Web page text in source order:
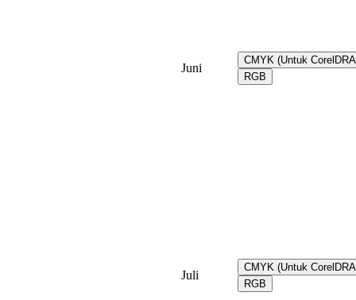
Juni
CMYK (Untuk
RGB
Juli
CMYK (Untuk
RGB